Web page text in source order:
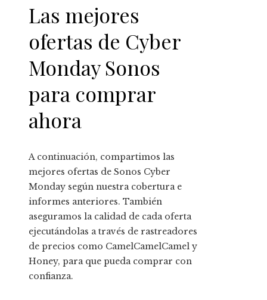
Las mejores
ofertas de Cyber ​​​​
Monday Sonos
para comprar
ahora
A continuación, compartimos las
mejores ofertas de Sonos Cyber ​​​​
Monday según nuestra cobertura e
informes anteriores. También
aseguramos la calidad de cada oferta
ejecutándolas a través de rastreadores
de precios como CamelCamelCamel y
Honey, para que pueda comprar con
confianza.